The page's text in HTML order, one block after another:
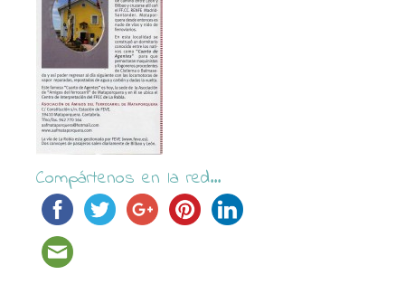
Compártenos en la red...